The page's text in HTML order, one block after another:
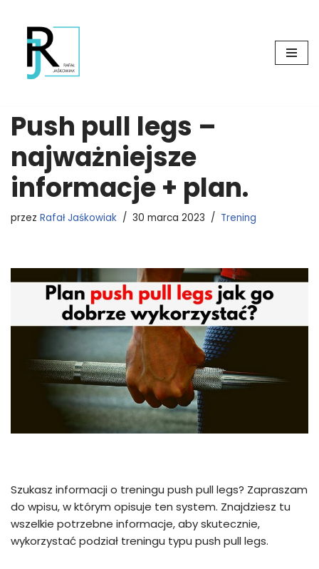
Przejdź
treści
Push pull legs –
najważniejsze
informacje + plan.
przez Rafał Jaśkowiak 30 marca 2023 Trening
Szukasz informacji o treningu push pull legs? Zapraszam
do wpisu, w którym opisuje ten system. Znajdziesz tu
wszelkie potrzebne informacje, aby skutecznie,
wykorzystać podział treningu typu push pull legs.